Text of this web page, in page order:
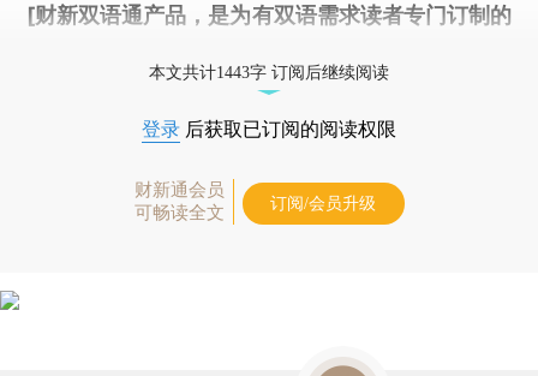
[财新双语通产品，是为有双语需求读者专门订制的
本文共计1443字 订阅后继续阅读
登录 后获取已订阅的阅读权限
财新通会员
可畅读全文
订阅/会员升级